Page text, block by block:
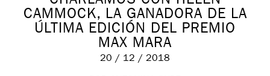
CAMMOCK, LA GANADORA DE LA
ÚLTIMA EDICIÓN DEL PREMIO
MAX MARA
20 / 12 / 2018